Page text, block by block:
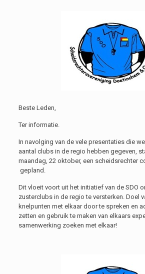
Beste Leden,
Ter informatie.
In navolging van de vele presentaties die
aantal clubs in de regio hebben gegeven,
maandag, 22 oktober, een scheidsrechter
gepland.
Dit vloeit voort uit het initiatief van de SDO
zusterclubs in de regio te versterken. Doel
knelpunten met elkaar door te spreken en
zetten en gebruik te maken van elkaars
samenwerking zoeken met elkaar!